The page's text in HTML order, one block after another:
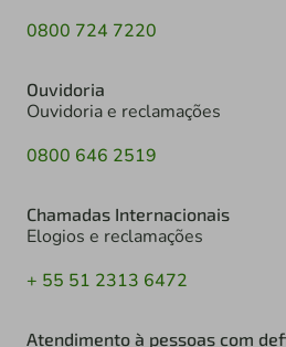
0800 724 7220
Ouvidoria
Ouvidoria e reclamações
0800 646 2519
Chamadas Internacionais
Elogios e reclamações
+ 55 51 2313 6472
Atendimento à pessoas com